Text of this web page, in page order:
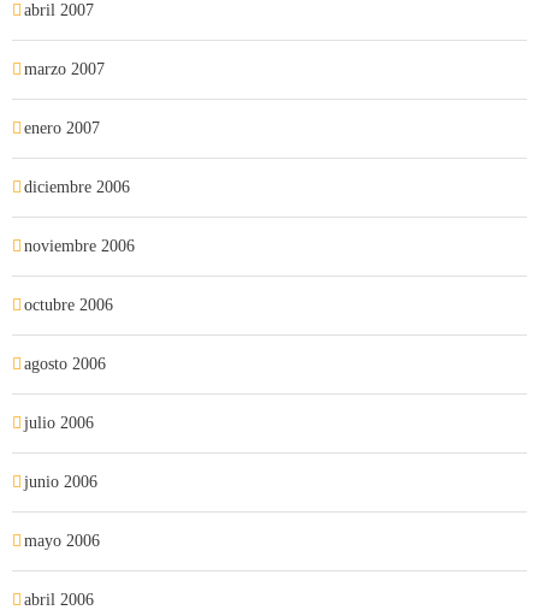
abril 2007
marzo 2007
enero 2007
diciembre 2006
noviembre 2006
octubre 2006
agosto 2006
julio 2006
junio 2006
mayo 2006
abril 2006